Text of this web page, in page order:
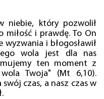
niebie, który pozwolił
miłość i prawdę. To On
i błogosławił
wola jest dla nas
ten moment z
Twoja" (Mt 6,10).
czas, a nasz czas w